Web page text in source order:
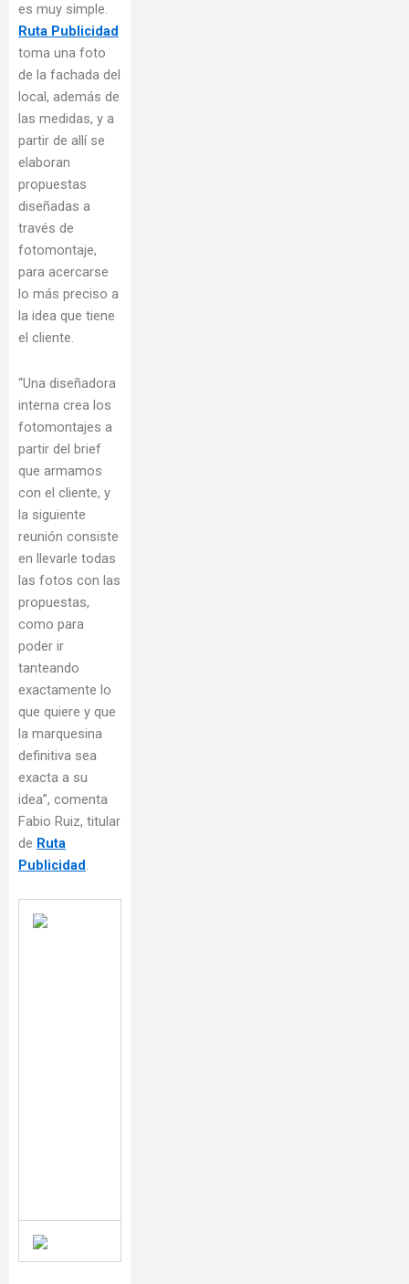
es muy simple.
Ruta Publicidad
toma una foto
de la fachada del
local, además de
las medidas, y a
partir de allí se
elaboran
propuestas
diseñadas a
través de
fotomontaje,
para acercarse
lo más preciso a
la idea que tiene
el cliente.
“Una diseñadora
interna crea los
fotomontajes a
partir del brief
que armamos
con el cliente, y
la siguiente
reunión consiste
en llevarle todas
las fotos con las
propuestas,
como para
poder ir
tanteando
exactamente lo
que quiere y que
la marquesina
definitiva sea
exacta a su
idea”, comenta
Fabio Ruiz, titular
de Ruta
Publicidad